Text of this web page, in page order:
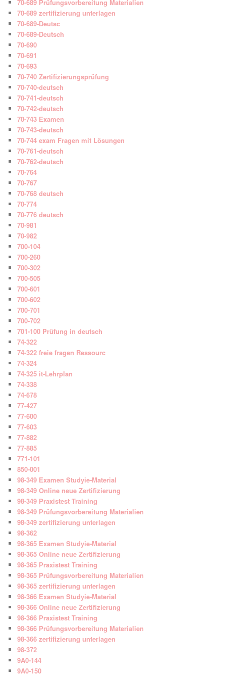
70-689 Prüfungsvorbereitung Materialien
70-689 zertifizierung unterlagen
70-689-Deutsc
70-689-Deutsch
70-690
70-691
70-693
70-740 Zertifizierungsprüfung
70-740-deutsch
70-741-deutsch
70-742-deutsch
70-743 Examen
70-743-deutsch
70-744 exam Fragen mit Lösungen
70-761-deutsch
70-762-deutsch
70-764
70-767
70-768 deutsch
70-774
70-776 deutsch
70-981
70-982
700-104
700-260
700-302
700-505
700-601
700-602
700-701
700-702
701-100 Prüfung in deutsch
74-322
74-322 freie fragen Ressourc
74-324
74-325 it-Lehrplan
74-338
74-678
77-427
77-600
77-603
77-882
77-885
771-101
850-001
98-349 Examen Studyie-Material
98-349 Online neue Zertifizierung
98-349 Praxistest Training
98-349 Prüfungsvorbereitung Materialien
98-349 zertifizierung unterlagen
98-362
98-365 Examen Studyie-Material
98-365 Online neue Zertifizierung
98-365 Praxistest Training
98-365 Prüfungsvorbereitung Materialien
98-365 zertifizierung unterlagen
98-366 Examen Studyie-Material
98-366 Online neue Zertifizierung
98-366 Praxistest Training
98-366 Prüfungsvorbereitung Materialien
98-366 zertifizierung unterlagen
98-372
9A0-144
9A0-150